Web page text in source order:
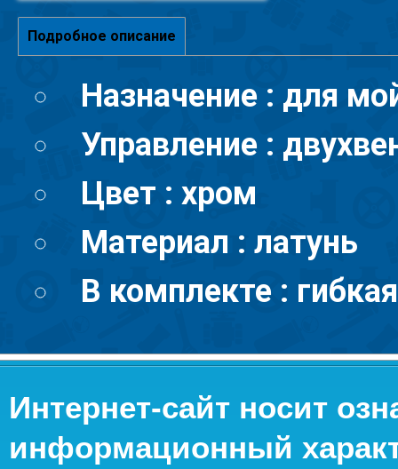
Подробное описание
Назначение : для
Управление :
Цвет : хром
Материал : латунь
В комплекте :
Интернет-сайт носит
информационный